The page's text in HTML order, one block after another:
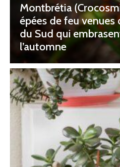
Montbrétia
épées de feu venues
du Sud qui
l’automne